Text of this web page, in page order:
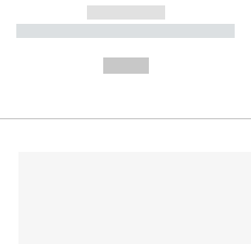
------------
----------- ----------- ----------